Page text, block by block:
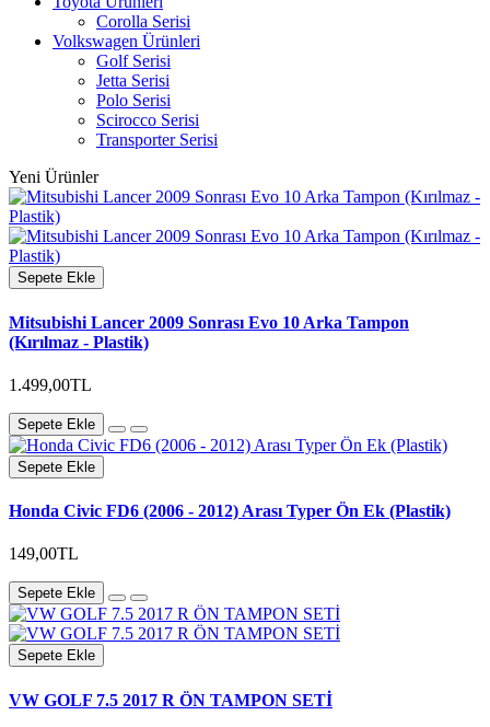
Corolla Serisi
Volkswagen Ürünleri
Golf Serisi
Jetta Serisi
Polo Serisi
Scirocco Serisi
Transporter Serisi
Yeni Ürünler
Sepete Ekle
Mitsubishi Lancer 2009 Sonrası Evo 10 Arka Tampon
(Kırılmaz - Plastik)
1.499,00TL
Sepete Ekle
Sepete Ekle
Honda Civic FD6 (2006 - 2012) Arası Typer Ön Ek (Plastik)
149,00TL
Sepete Ekle
Sepete Ekle
VW GOLF 7.5 2017 R ÖN TAMPON SETİ